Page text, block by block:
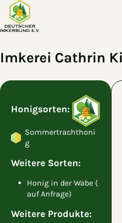
Zum Hauptinhalt springen
Imkerei Cathrin
Honigsorten:
Sommertrachthoni
g
Weitere Sorten:
Honig in der Wabe (
auf Anfrage)
Weitere Produkte: